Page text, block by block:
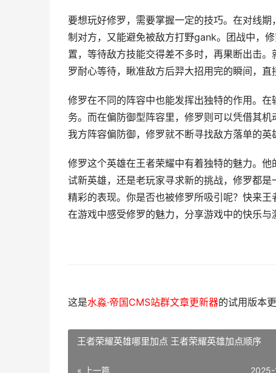
要想玩好修罗，需要掌握一定的技巧。在对线
制对方，又能避免被敌方打野gank。团战中，
置，等待敌方技能交得差不多时，再果断出击
罗耐心等待，瞅准敌方后羿大招用完的瞬间，直
修罗在不同的阵容中也能发挥出独特的作用。
务。而在偏防御型阵容里，修罗则可以凭借其
我方阵容偏防御，修罗就不断寻找敌方落单的英
修罗这个英雄在王者荣耀中有着独特的魅力。
试新英雄，还是老玩家寻求新的挑战，修罗都
精彩的表现。你是否也被修罗所吸引呢？快来
在游戏中感受修罗的魅力，分享游戏中的快乐与
这是水淼·帝国CMS站群文章更新器的试用版本
王者荣耀英雄哪里加点 王者荣耀英雄加点顺序
« 上一篇 2025-